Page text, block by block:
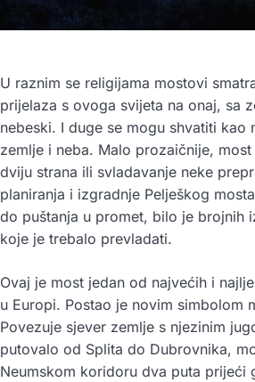
U raznim se religijama mostovi
prijelaza s ovoga svijeta na onaj, sa
nebeski. I duge se mogu shvatiti kao
zemlje i neba. Malo prozaičnije,
dviju strana ili svladavanje neke
planiranja i izgradnje Pelješkog
do puštanja u promet, bilo je brojnih
koje je trebalo prevladati.
Ovaj je most jedan od najvećih i
u Europi. Postao je novim simbolom
Povezuje sjever zemlje s njezinim
putovalo od Splita do Dubrovnika,
Neumskom koridoru dva puta prijeći